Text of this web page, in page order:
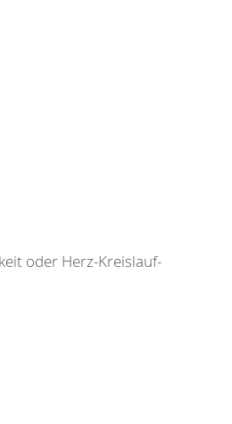
oder Herz-Kreislauf-